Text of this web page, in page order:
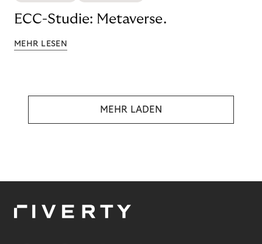
ECC-Studie: Metaverse.
MEHR LESEN
MEHR LADEN